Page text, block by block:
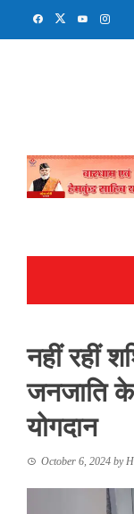
नहीं रहीं
जनजाति
योगदान
October 6, 2024 by